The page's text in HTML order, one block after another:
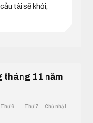
tài sẽ khỏi,
tháng 11 năm
Thứ 6 Thứ 7 Chủ nhật